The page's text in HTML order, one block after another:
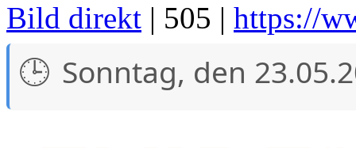
Bild direkt | 505 | https://
Sonntag, den